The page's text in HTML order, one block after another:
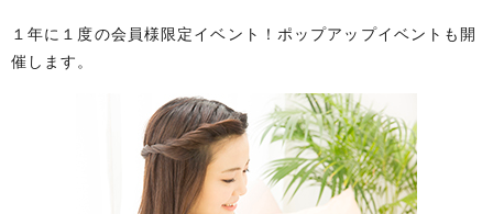
１年に１度の会員様限定イベント！ポップアップイベントも開
催します。